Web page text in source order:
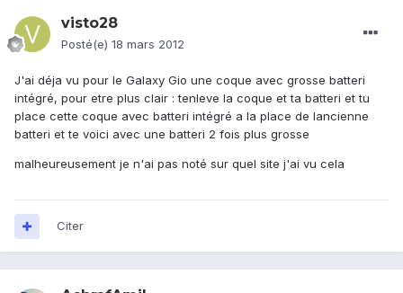
visto28
Posté(e) 18 mars 2012
J'ai déja vu pour le Galaxy Gio une coque avec grosse batteri
intégré, pour etre plus clair : tenleve la coque et ta batteri et tu
place cette coque avec batteri intégré a la place de lancienne
batteri et te voici avec une batteri 2 fois plus grosse
malheureusement je n'ai pas noté sur quel site j'ai vu cela
Citer